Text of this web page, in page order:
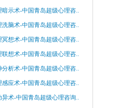
暗示术-中国青岛超级心理咨..
洗脑术-中国青岛超级心理咨..
冥想术-中国青岛超级心理咨..
联想术-中国青岛超级心理咨..
分析术-中国青岛超级心理咨..
感应术-中国青岛超级心理咨..
异术-中国青岛超级心理咨询..